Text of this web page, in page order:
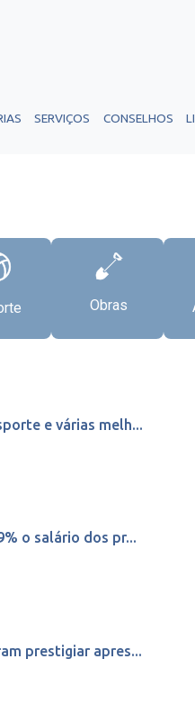
SERVIÇOS CONSELHOS
Obras
e várias melh...
o salário dos pr...
prestigiar apres...